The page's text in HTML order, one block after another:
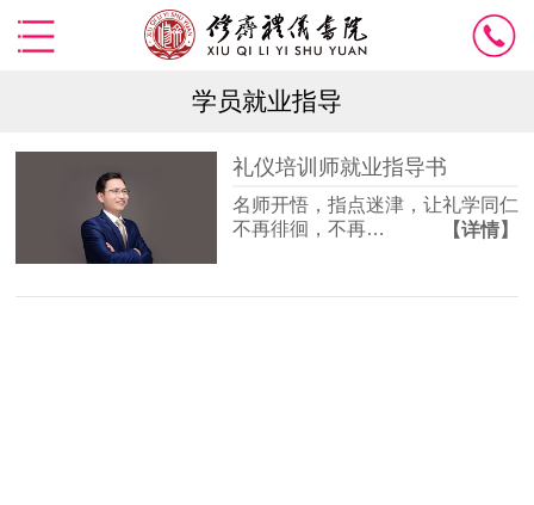
学员就业指导
礼仪培训师就业指导书
名师开悟，指点迷津，让礼学同仁
不再徘徊，不再…
【详情】